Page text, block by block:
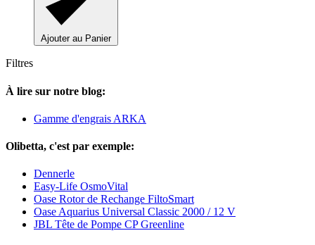
Ajouter au Panier
Filtres
À lire sur notre blog:
Gamme d'engrais ARKA
Olibetta, c'est par exemple:
Dennerle
Easy-Life OsmoVital
Oase Rotor de Rechange FiltoSmart
Oase Aquarius Universal Classic 2000 / 12 V
JBL Tête de Pompe CP Greenline